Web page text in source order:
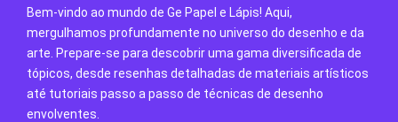
Bem-vindo ao mundo de Ge Papel e Lápis! Aqui,
mergulhamos profundamente no universo do desenho e da
arte. Prepare-se para descobrir uma gama diversificada de
tópicos, desde resenhas detalhadas de materiais artísticos
até tutoriais passo a passo de técnicas de desenho
envolventes.